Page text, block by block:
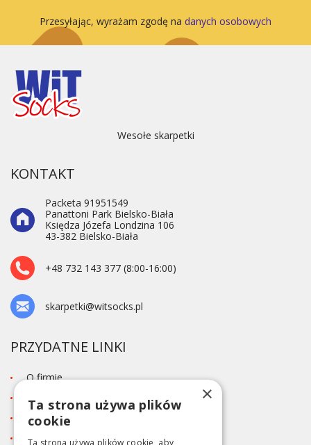
Przesyłając, wyrażam zgodę na danych osobowych
Wesołe skarpetki
KONTAKT
Packeta 91951549
Panattoni Park Bielsko-Biała
Księdza Józefa Londzina 106
43-382 Bielsko-Biała
+48 732 143 377 (8:00-16:00)
skarpetki@witsocks.pl
PRZYDATNE LINKI
O firmie
Blog
Kontakt
Tabela rozmiarów
×
Ta strona używa plików
cookie
Ta strona używa plików cookie, aby